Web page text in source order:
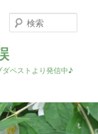
ペストより発信中♪
索